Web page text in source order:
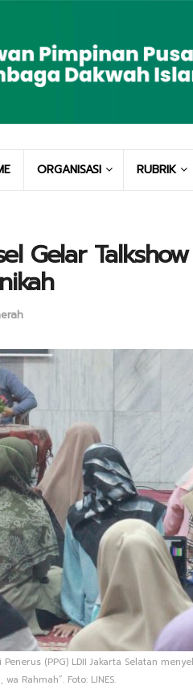
ORGANISASI RUBRIK
Gelar
(PPG) LDII Jakarta Selatan
Rahmah”. Foto: LINES.